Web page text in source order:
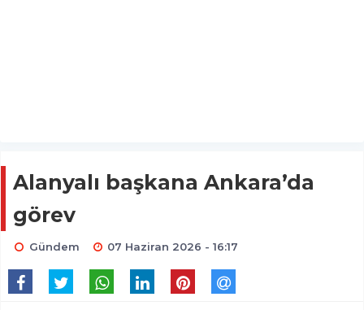
Alanyalı başkana Ankara’da
görev
Gündem 07 Haziran 2026 - 16:17